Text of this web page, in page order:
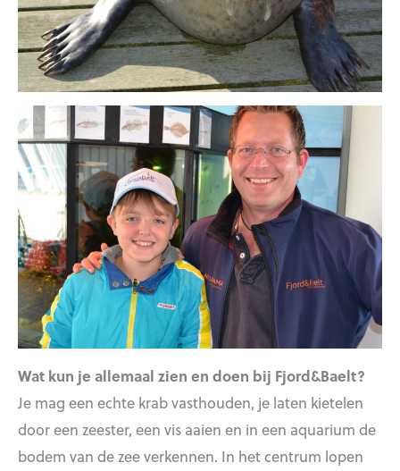
Wat kun je allemaal zien en doen bij Fjord&Baelt?
Je mag een echte krab vasthouden, je laten kietelen
door een zeester, een vis aaien en in een aquarium de
bodem van de zee verkennen. In het centrum lopen